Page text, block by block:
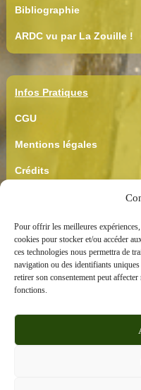
Pour offrir les meilleures
cookies pour stocker et/ou accéder
ces technologies nous permettra de
navigation ou des identifiants
retirer son consentement peut
fonctions.
Bibliographie
ARDC vu par La Zouille !
Infos Pratiques
CGU
Mentions légales
Crédits
Confidentialité